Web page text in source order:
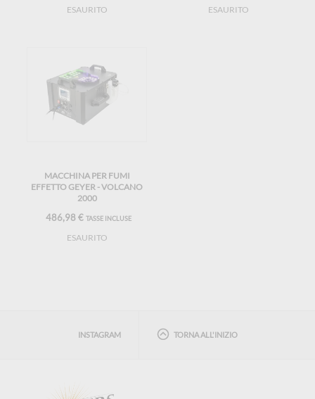
ESAURITO ESAURITO
MACCHINA PER FUMI
EFFETTO GEYER - VOLCANO
2000
486,98 € TASSE INCLUSE
ESAURITO
INSTAGRAM TORNA ALL'INIZIO